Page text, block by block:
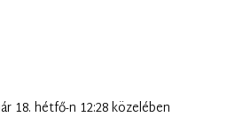
18. hétfő-n 12:28 közelében